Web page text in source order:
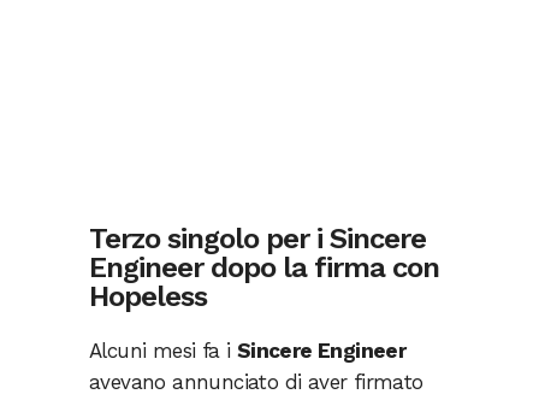
Terzo singolo per i Sincere
Engineer dopo la firma con
Hopeless
Alcuni mesi fa i Sincere Engineer
avevano annunciato di aver firmato